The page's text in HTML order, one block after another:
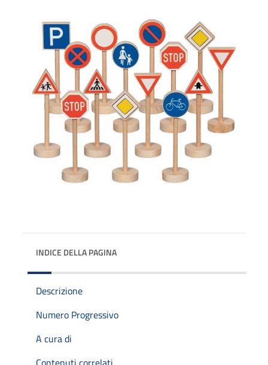
INDICE DELLA PAGINA
Descrizione
Numero Progressivo
A cura di